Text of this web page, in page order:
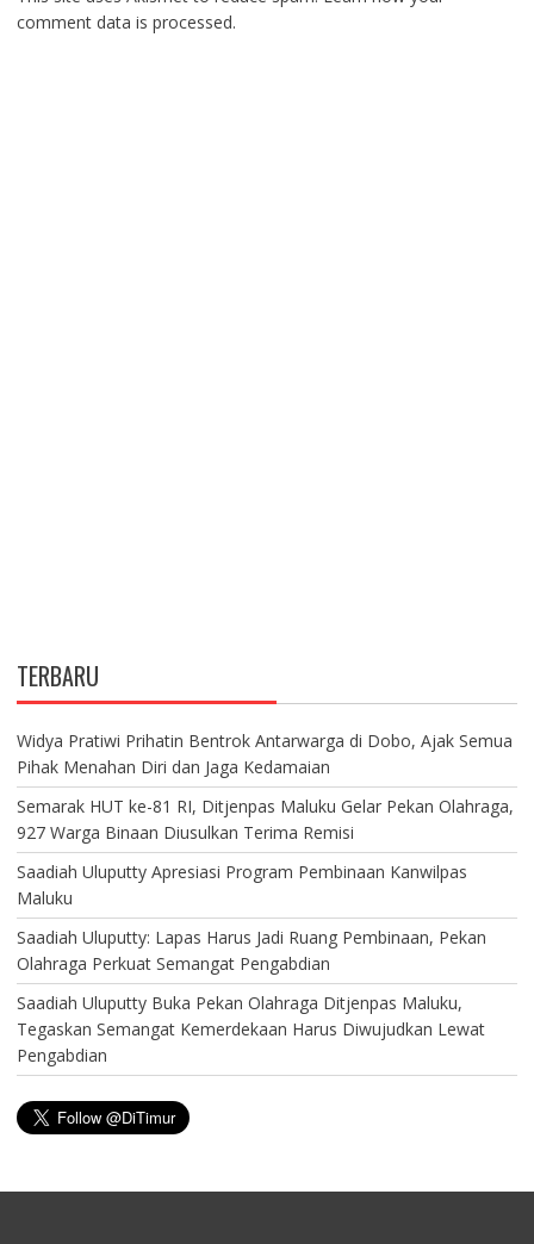
comment data is processed.
TERBARU
Widya Pratiwi Prihatin Bentrok Antarwarga di Dobo, Ajak Semua
Pihak Menahan Diri dan Jaga Kedamaian
Semarak HUT ke-81 RI, Ditjenpas Maluku Gelar Pekan Olahraga,
927 Warga Binaan Diusulkan Terima Remisi
Saadiah Uluputty Apresiasi Program Pembinaan Kanwilpas
Maluku
Saadiah Uluputty: Lapas Harus Jadi Ruang Pembinaan, Pekan
Olahraga Perkuat Semangat Pengabdian
Saadiah Uluputty Buka Pekan Olahraga Ditjenpas Maluku,
Tegaskan Semangat Kemerdekaan Harus Diwujudkan Lewat
Pengabdian